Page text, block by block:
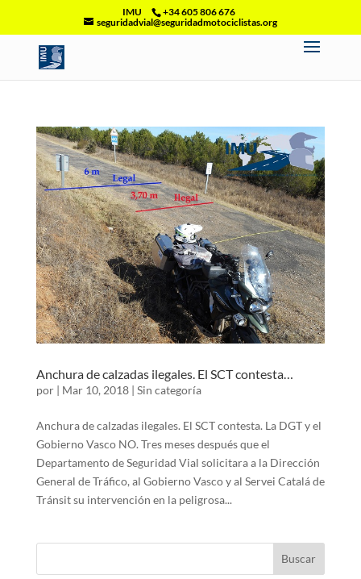
IMU
+34 605 806 676
seguridadvial@seguridadmotociclistas.org
Anchura de calzadas ilegales. El SCT contesta…
por | Mar 10, 2018| Sin categoría
Anchura de calzadas ilegales. El SCT contesta. La DGT y el
Gobierno Vasco NO. Tres meses después que el
Departamento de Seguridad Vial solicitara a la Dirección
General de Tráfico, al Gobierno Vasco y al Servei Catalá de
Tránsit su intervención en la peligrosa...